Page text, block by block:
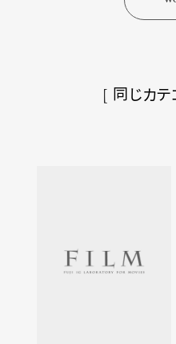
[ 同じカ